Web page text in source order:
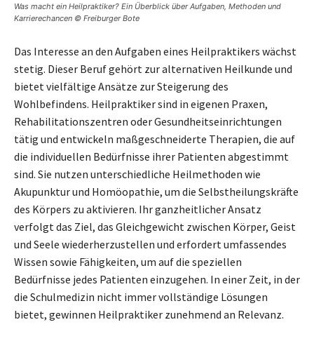
Was macht ein Heilpraktiker? Ein Überblick über Aufgaben, Methoden und
Karrierechancen © Freiburger Bote
Das Interesse an den Aufgaben eines Heilpraktikers wächst
stetig. Dieser Beruf gehört zur alternativen Heilkunde und
bietet vielfältige Ansätze zur Steigerung des
Wohlbefindens. Heilpraktiker sind in eigenen Praxen,
Rehabilitationszentren oder Gesundheitseinrichtungen
tätig und entwickeln maßgeschneiderte Therapien, die auf
die individuellen Bedürfnisse ihrer Patienten abgestimmt
sind. Sie nutzen unterschiedliche Heilmethoden wie
Akupunktur und Homöopathie, um die Selbstheilungskräfte
des Körpers zu aktivieren. Ihr ganzheitlicher Ansatz
verfolgt das Ziel, das Gleichgewicht zwischen Körper, Geist
und Seele wiederherzustellen und erfordert umfassendes
Wissen sowie Fähigkeiten, um auf die speziellen
Bedürfnisse jedes Patienten einzugehen. In einer Zeit, in der
die Schulmedizin nicht immer vollständige Lösungen
bietet, gewinnen Heilpraktiker zunehmend an Relevanz.